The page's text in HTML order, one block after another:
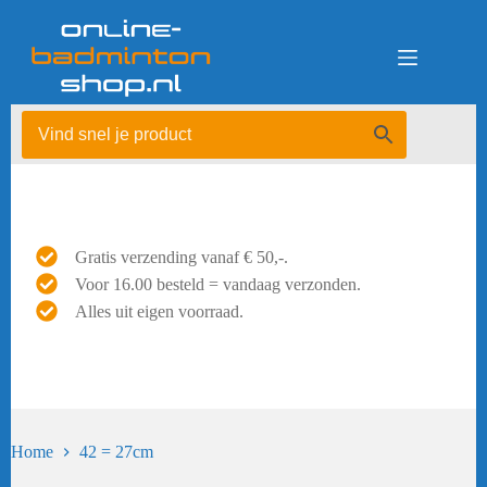
Gratis verzending vanaf € 50,-.
Voor 16.00 besteld = vandaag verzonden.
Alles uit eigen voorraad.
Home 42 = 27cm